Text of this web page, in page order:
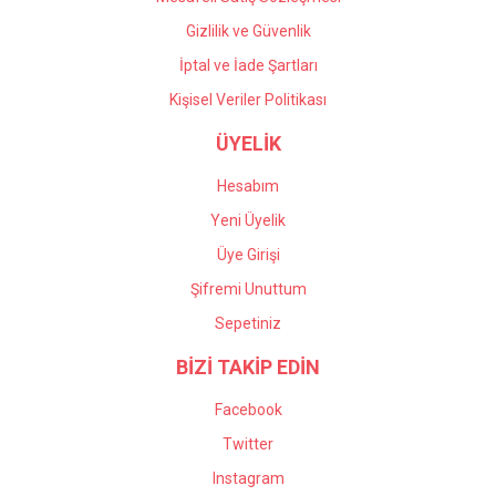
Gizlilik ve Güvenlik
İptal ve İade Şartları
Kişisel Veriler Politikası
ÜYELİK
Hesabım
Yeni Üyelik
Üye Girişi
Şifremi Unuttum
Sepetiniz
BİZİ TAKİP EDİN
Facebook
Twitter
Instagram